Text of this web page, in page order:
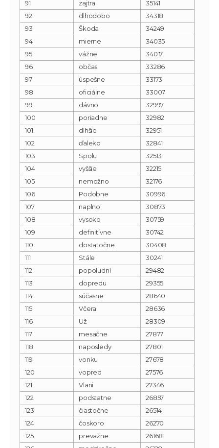
91 zajtra
35141
92
dlhodobo
34318
93
Škoda
34249
94
mierne
34035
95
vážne
34017
96
občas
33286
97
úspešne
33173
98
oficiálne
33007
99
dávno
32997
100
poriadne
32982
101
dlhšie
32951
102
ďaleko
32841
103
Spolu
32513
104
vyššie
32215
105
nemožno
32176
106
Podobne
30996
107
naplno
30873
108
vysoko
30759
109
definitívne
30742
110
dostatočne
30408
111
Stále
30241
112
popoludní
29482
113
dopredu
29355
114
súčasne
28640
115
Včera
28636
116
Už
28309
117
mesačne
27877
118
naposledy
27801
119
vonku
27678
120
vopred
27576
121
Vlani
27346
122
podstatne
26857
123
čiastočne
26514
124
čoskoro
26270
125
prevažne
26168